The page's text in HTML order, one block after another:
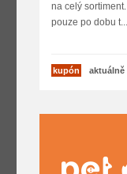
na celý
pouze po dobu
kupón aktuálně